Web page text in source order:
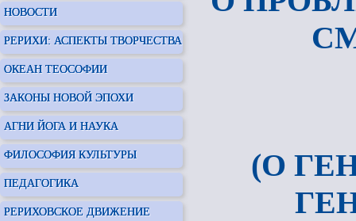
НОВОСТИ
РЕРИХИ: АСПЕКТЫ ТВОРЧЕСТВА
ОКЕАН ТЕОСОФИИ
ЗАКОНЫ НОВОЙ ЭПОХИ
АГНИ ЙОГА И НАУКА
ФИЛОСОФИЯ КУЛЬТУРЫ
ПЕДАГОГИКА
РЕРИХОВСКОЕ ДВИЖЕНИЕ
(О